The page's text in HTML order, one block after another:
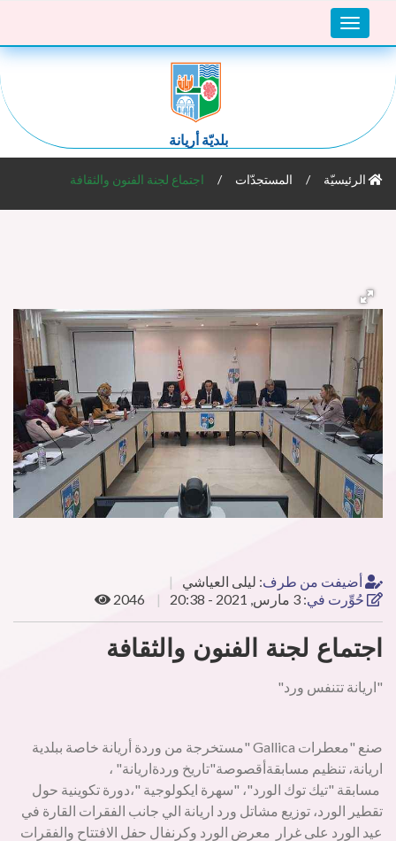
Toggle
navigation
بلديّة أريانة
الرئيسيّة المستجدّات اجتماع لجنة الفنون والثقافة
أضيفت من طرف: ليلى العياشي
حُوِّرت في: 3 مارس, 2021 - 20:38 2046
اجتماع لجنة الفنون والثقافة
"اريانة تتنفس ورد"
صنع "معطرات Gallica "مستخرجة من وردة أريانة خاصة ببلدية
اريانة، تنظيم مسابقةأقصوصة"تاريخ وردةاريانة" ،
مسابقة "تيك توك الورد"، "سهرة ايكولوجية "،دورة تكوينية حول
تقطير الورد، توزيع مشاتل ورد اريانة الي جانب الفقرات القارة في
عيد الورد على غرار معرض الورد وكرنفال حفل الافتتاح والفقرات